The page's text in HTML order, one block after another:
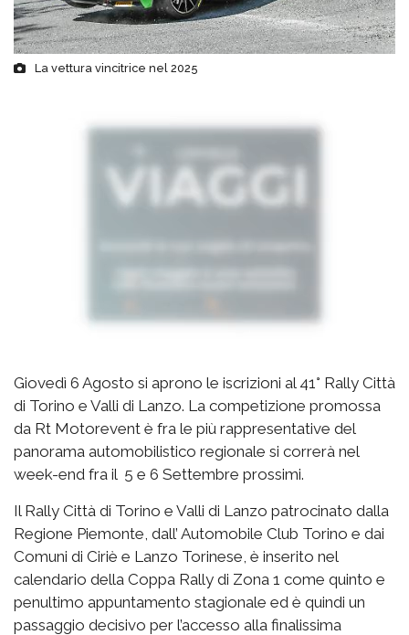
La vettura vincitrice nel 2025
Giovedì 6 Agosto si aprono le iscrizioni al 41° Rally Città
di Torino e Valli di Lanzo. La competizione promossa
da Rt Motorevent è fra le più rappresentative del
panorama automobilistico regionale si correrà nel
week-end fra il 5 e 6 Settembre prossimi.
Il Rally Città di Torino e Valli di Lanzo patrocinato dalla
Regione Piemonte, dall’ Automobile Club Torino e dai
Comuni di Ciriè e Lanzo Torinese, è inserito nel
calendario della Coppa Rally di Zona 1 come quinto e
penultimo appuntamento stagionale ed è quindi un
passaggio decisivo per l’accesso alla finalissima